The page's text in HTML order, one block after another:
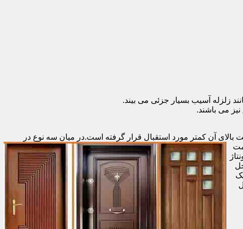
زلزله آسیب بسیار جزئی می بیند.
می باشند.
آن کمتر مورد استقبال قرار گرفته است.در میان سه نوع در